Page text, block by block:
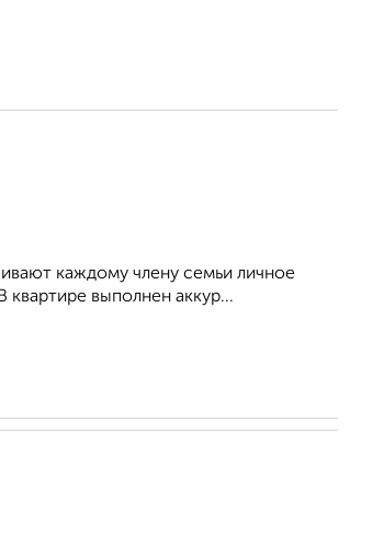
каждому члену семьи личное
выполнен аккур...